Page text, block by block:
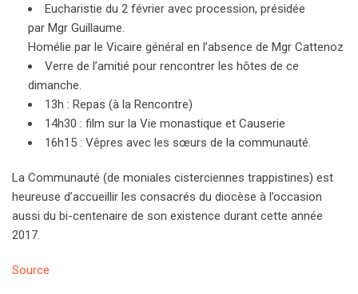
Eucharistie du 2 février avec procession, présidée
par Mgr Guillaume.
Homélie par le Vicaire général en l’absence de Mgr Cattenoz
Verre de l’amitié pour rencontrer les hôtes de ce
dimanche.
13h : Repas (à la Rencontre)
14h30 : film sur la Vie monastique et Causerie
16h15 : Vêpres avec les sœurs de la communauté.
La Communauté (de moniales cisterciennes trappistines) est
heureuse d’accueillir les consacrés du diocèse à l’occasion
aussi du bi-centenaire de son existence durant cette année
2017.
Source